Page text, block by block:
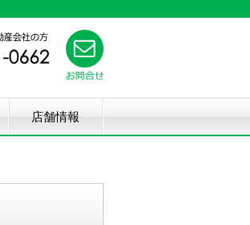
店舗情報